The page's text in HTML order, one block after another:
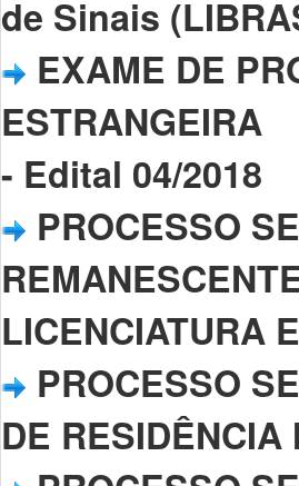
de Sinais
EXAME DE
ESTRANGEIRA
- Edital 04/2018
PROCESSO
LICENCIATURA
PROCESSO
DE